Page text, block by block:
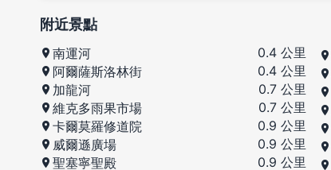
附近景點
南運河
0.4 公里
阿爾薩斯洛林街
0.4 公里
加龍河
0.7 公里
維克多雨果市場
0.7 公里
卡爾莫羅修道院
0.9 公里
威爾遜廣場
0.9 公里
聖塞寧聖殿
0.9 公里